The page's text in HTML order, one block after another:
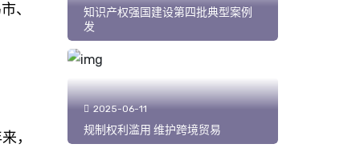
、
，
知识产权强国建设第四批典型案例
发
2025-06-11
规制权利滥用 维护跨境贸易